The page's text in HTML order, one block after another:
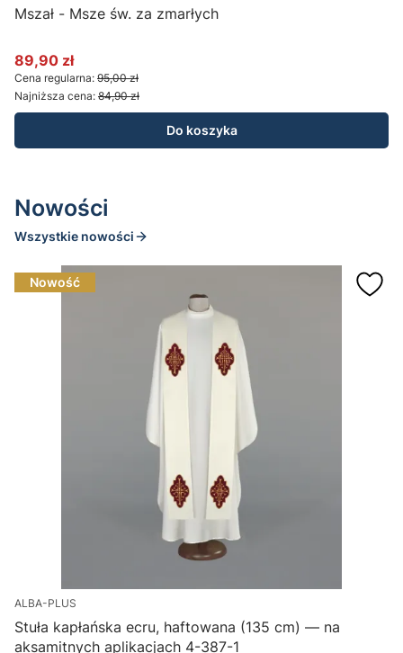
Mszał - Msze św. za zmarłych
Cena promocyjna
89,90 zł
Cena regularna: 95,00 zł
Najniższa cena: 84,90 zł
Do koszyka
Nowości
Wszystkie nowości
Nowość
ALBA-PLUS
Stuła kapłańska ecru, haftowana (135 cm) — na
aksamitnych aplikacjach 4-387-1